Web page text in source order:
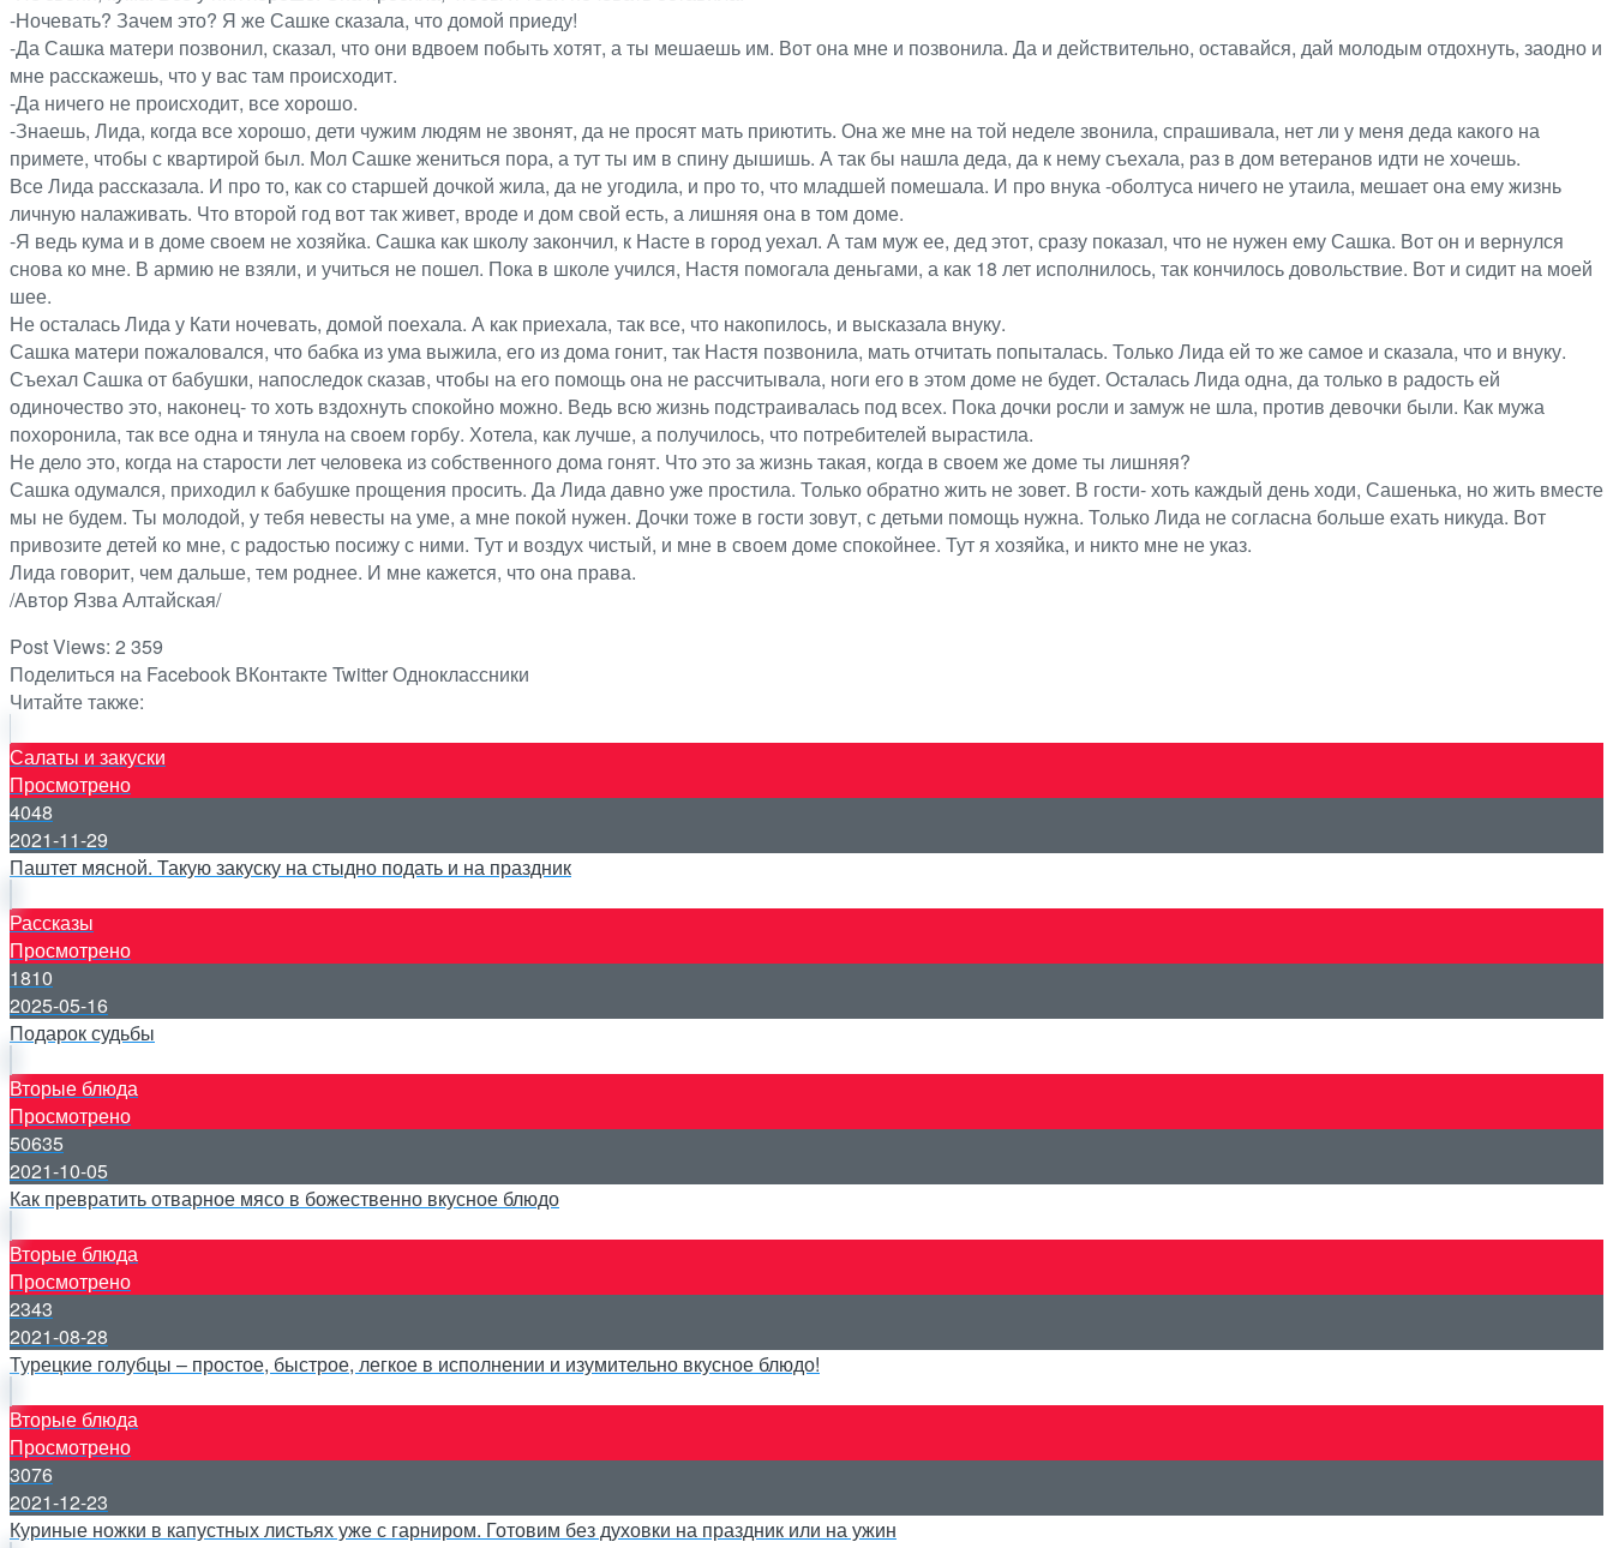
-Ночевать? Зачем это? Я же Сашке сказала, что домой приеду!
-Да Сашка матери позвонил, сказал, что они вдвоем побыть хотят, а ты мешаешь им. Вот она мне и позвонила. Да и действительно, оставайся, дай молодым отдохнуть, заодно и
мне расскажешь, что у вас там происходит.
-Да ничего не происходит, все хорошо.
-Знаешь, Лида, когда все хорошо, дети чужим людям не звонят, да не просят мать приютить. Она же мне на той неделе звонила, спрашивала, нет ли у меня деда какого на
примете, чтобы с квартирой был. Мол Сашке жениться пора, а тут ты им в спину дышишь. А так бы нашла деда, да к нему съехала, раз в дом ветеранов идти не хочешь.
Все Лида рассказала. И про то, как со старшей дочкой жила, да не угодила, и про то, что младшей помешала. И про внука -оболтуса ничего не утаила, мешает она ему жизнь
личную налаживать. Что второй год вот так живет, вроде и дом свой есть, а лишняя она в том доме.
-Я ведь кума и в доме своем не хозяйка. Сашка как школу закончил, к Насте в город уехал. А там муж ее, дед этот, сразу показал, что не нужен ему Сашка. Вот он и вернулся
снова ко мне. В армию не взяли, и учиться не пошел. Пока в школе учился, Настя помогала деньгами, а как 18 лет исполнилось, так кончилось довольствие. Вот и сидит на моей
шее.
Не осталась Лида у Кати ночевать, домой поехала. А как приехала, так все, что накопилось, и высказала внуку.
Сашка матери пожаловался, что бабка из ума выжила, его из дома гонит, так Настя позвонила, мать отчитать попыталась. Только Лида ей то же самое и сказала, что и внуку.
Съехал Сашка от бабушки, напоследок сказав, чтобы на его помощь она не рассчитывала, ноги его в этом доме не будет. Осталась Лида одна, да только в радость ей
одиночество это, наконец- то хоть вздохнуть спокойно можно. Ведь всю жизнь подстраивалась под всех. Пока дочки росли и замуж не шла, против девочки были. Как мужа
похоронила, так все одна и тянула на своем горбу. Хотела, как лучше, а получилось, что потребителей вырастила.
Не дело это, когда на старости лет человека из собственного дома гонят. Что это за жизнь такая, когда в своем же доме ты лишняя?
Сашка одумался, приходил к бабушке прощения просить. Да Лида давно уже простила. Только обратно жить не зовет. В гости- хоть каждый день ходи, Сашенька, но жить вместе
мы не будем. Ты молодой, у тебя невесты на уме, а мне покой нужен. Дочки тоже в гости зовут, с детьми помощь нужна. Только Лида не согласна больше ехать никуда. Вот
привозите детей ко мне, с радостью посижу с ними. Тут и воздух чистый, и мне в своем доме спокойнее. Тут я хозяйка, и никто мне не указ.
Лида говорит, чем дальше, тем роднее. И мне кажется, что она права.
/Автор Язва Алтайская/
Post Views: 2 359
Поделиться на Facebook ВКонтактеTwitterОдноклассники
Читайте также:
Салаты и закуски
Просмотрено
4048
2021-11-29
Паштет мясной. Такую закуску на стыдно подать и на праздник
Рассказы
Просмотрено
1810
2025-05-16
Подарок судьбы
Вторые блюда
Просмотрено
50635
2021-10-05
Как превратить отварное мясо в божественно вкусное блюдо
Вторые блюда
Просмотрено
2343
2021-08-28
Турецкие голубцы – простое, быстрое, легкое в исполнении и изумительно вкусное блюдо!
Вторые блюда
Просмотрено
3076
2021-12-23
Куриные ножки в капустных листьях уже с гарниром. Готовим без духовки на праздник или на ужин